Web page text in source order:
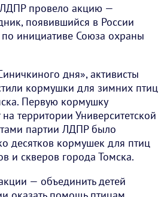
провело акцию —
появившийся в России
по инициативе Союза охраны
дня», активисты
кормушки для зимних птиц
Первую кормушку
территории Университетской
партии ЛДПР было
десятков кормушек для птиц
и скверов города Томска.
— объединить детей